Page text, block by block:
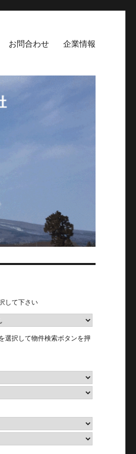
お問合わせ 企業情報
して下さい
選択して物件検索ボタンを押